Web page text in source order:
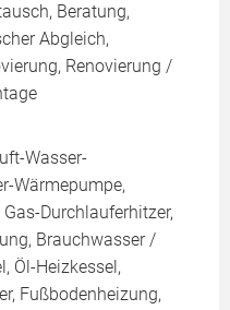
Beratung,
Abgleich,
Renovierung /
Wasser-
Wärmepumpe,
Durchlauferhitzer,
Brauchwasser /
Öl-Heizkessel,
Fußbodenheizung,